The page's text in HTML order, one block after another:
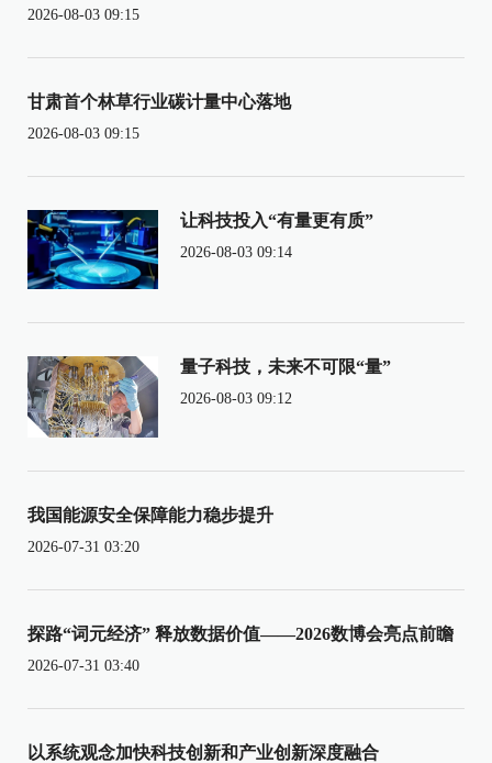
2026-08-03 09:15
甘肃首个林草行业碳计量中心落地
2026-08-03 09:15
让科技投入“有量更有质”
2026-08-03 09:14
量子科技，未来不可限“量”
2026-08-03 09:12
我国能源安全保障能力稳步提升
2026-07-31 03:20
探路“词元经济” 释放数据价值——2026数博会亮点前瞻
2026-07-31 03:40
以系统观念加快科技创新和产业创新深度融合